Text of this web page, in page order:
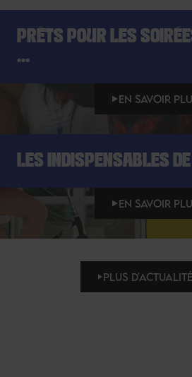
PRÊTS POUR LES
...
EN SAVOIR
LES INDISPENSABLES
EN SAVOIR
PLUS